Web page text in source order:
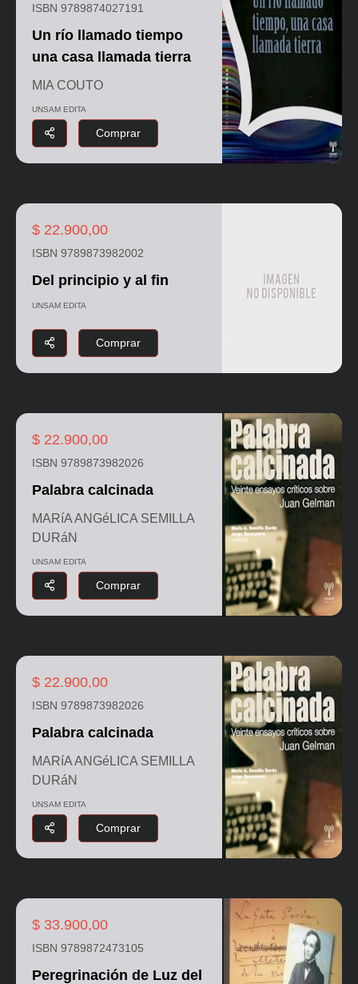
ISBN 9789874027191
Un río llamado tiempo
una casa llamada tierra
MIA COUTO
UNSAM EDITA
Comprar
$ 22.900,00
ISBN 9789873982002
Del principio y al fin
UNSAM EDITA
Comprar
$ 22.900,00
ISBN 9789873982026
Palabra calcinada
MARíA ANGéLICA SEMILLA
DURáN
UNSAM EDITA
Comprar
$ 22.900,00
ISBN 9789873982026
Palabra calcinada
MARíA ANGéLICA SEMILLA
DURáN
UNSAM EDITA
Comprar
$ 33.900,00
ISBN 9789872473105
Peregrinación de Luz del